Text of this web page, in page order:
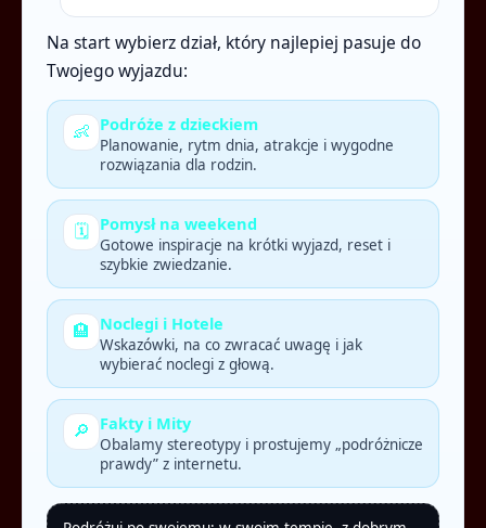
Na start wybierz dział, który najlepiej pasuje do
Twojego wyjazdu:
👶 Podróże z dzieckiem
Planowanie, rytm dnia, atrakcje i wygodne
rozwiązania dla rodzin.
🗓️ Pomysł na weekend
Gotowe inspiracje na krótki wyjazd, reset i
szybkie zwiedzanie.
🏨 Noclegi i Hotele
Wskazówki, na co zwracać uwagę i jak
wybierać noclegi z głową.
🔎 Fakty i Mity
Obalamy stereotypy i prostujemy „podróżnicze
prawdy” z internetu.